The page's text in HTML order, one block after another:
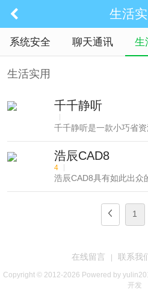
生活
系统安全 聊天通讯 生
生活实用
千千静听
千千静听是一款小巧省
浩辰CAD8
4
浩辰CAD8具有如此出众
性是因为浩辰...
1
在线留言 联系我
Copyright © 2012-2026 Powered by
开发